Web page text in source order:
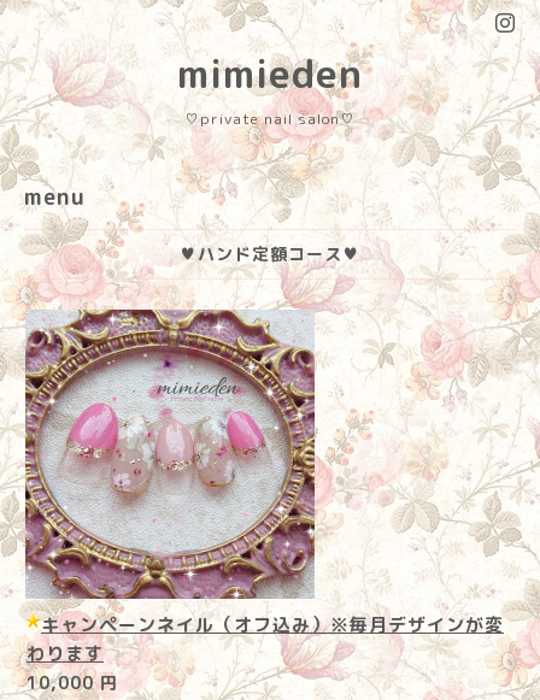
mimieden
♡private nail salon♡
menu
♥ハンド定額コース♥
キャンペーンネイル（オフ込み）※毎月デザインが変
わります
10,000 円